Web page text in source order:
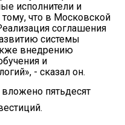
исполнители и
что в Московской
соглашения
системы
внедрению
и
- сказал он.
пятьдесят